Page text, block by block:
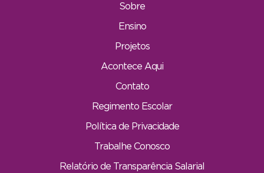
Sobre
Ensino
Projetos
Acontece Aqui
Contato
Regimento Escolar
Política de Privacidade
Trabalhe Conosco
Relatório de Transparência Salarial